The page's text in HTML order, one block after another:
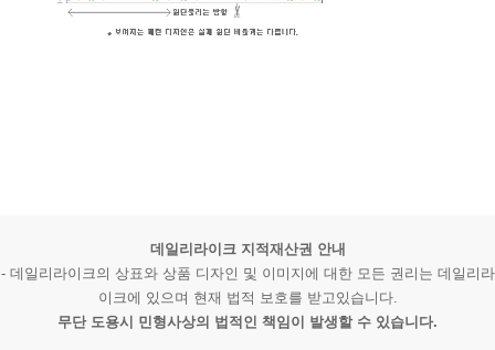
데일리라이크 지적재산권 안내
- 데일리라이크의 상표와 상품 디자인 및 이미지에 대한 모든 권리는 데일리라
이크에 있으며 현재 법적 보호를 받고있습니다.
무단 도용시 민형사상의 법적인 책임이 발생할 수 있습니다.